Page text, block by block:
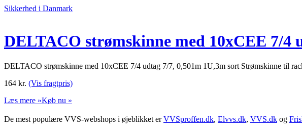
Sikkerhed i Danmark
DELTACO strømskinne med 10xCEE 7/4
DELTACO strømskinne med 10xCEE 7/4 udtag 7/7, 0,501m 1U,3m sort Strømskinne til
164 kr. (Vis fragtpris)
Læs mere »Køb nu »
De mest populære VVS-webshops i øjeblikket erVVSproffen.dk, Elvvs.dk, VVS.dk og